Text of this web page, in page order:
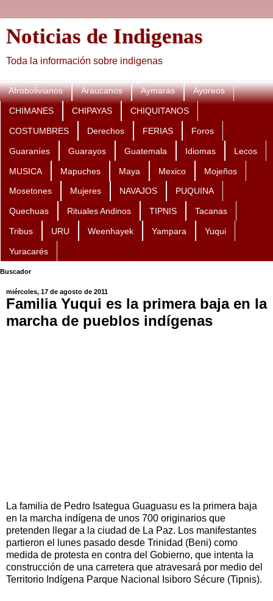
Noticias de Indigenas
Toda la información sobre indigenas
Afrobolivianos Araucanos Aymaras Ayoreos
CHIMANES CHIPAYAS CHIQUITANOS
COSTUMBRES Derechos FERIAS Foros
Guaraníes Guarayos Guatemala Idiomas Lecos
MUSICA Mapuches Maya Mexico Mojeños
Mosetones Mujeres NAVAJOS PUQUINA
Quechuas Rituales Andinos TIPNIS Tacanas
Tribus URU Weenhayek Yampara Yuqui
Yuracarés
Buscador
miércoles, 17 de agosto de 2011
Familia Yuqui es la primera baja en la
marcha de pueblos indígenas
La familia de Pedro Isategua Guaguasu es la primera baja
en la marcha indígena de unos 700 originarios que
pretenden llegar a la ciudad de La Paz. Los manifestantes
partieron el lunes pasado desde Trinidad (Beni) como
medida de protesta en contra del Gobierno, que intenta la
construcción de una carretera que atravesará por medio del
Territorio Indígena Parque Nacional Isiboro Sécure (Tipnis).